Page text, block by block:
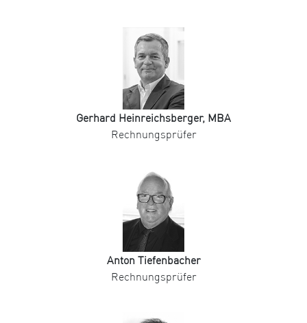
Gerhard Heinreichsberger, MBA
Rechnungsprüfer
Anton Tiefenbacher
Rechnungsprüfer